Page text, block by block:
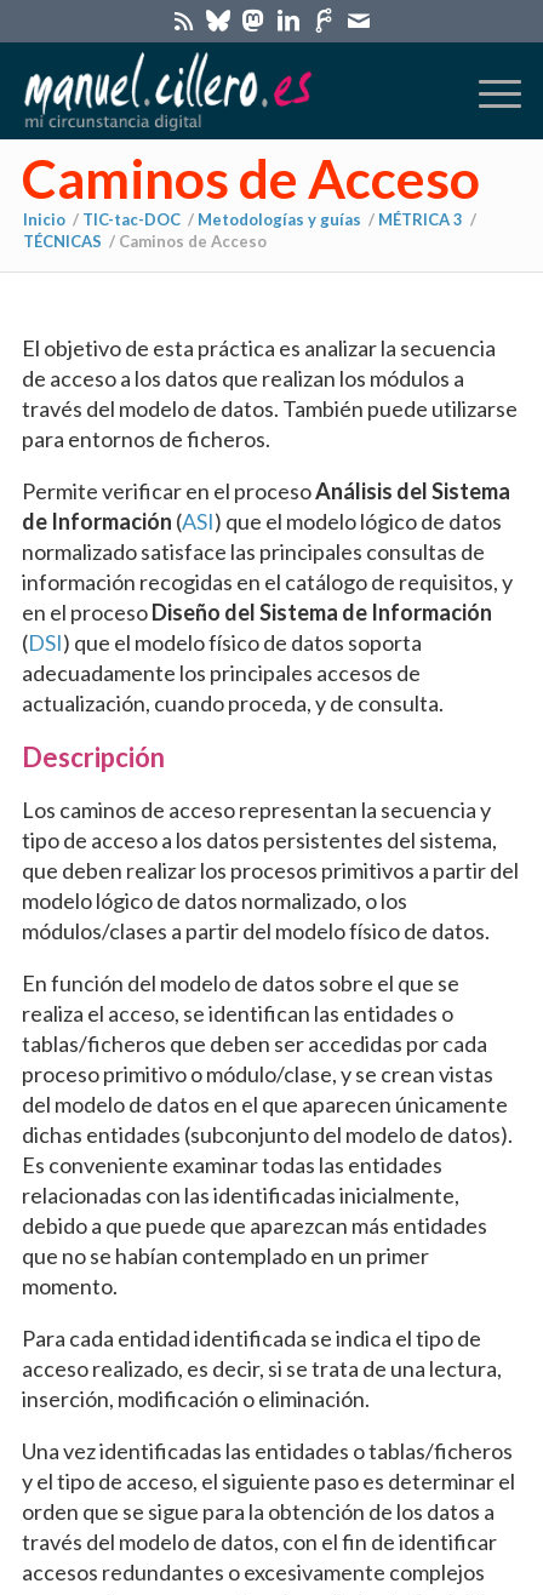
Caminos de Acceso
Inicio / TIC-tac-DOC / Metodologías y guías / MÉTRICA 3 /
TÉCNICAS / Caminos de Acceso
El objetivo de esta práctica es analizar la secuencia
de acceso a los datos que realizan los módulos a
través del modelo de datos. También puede utilizarse
para entornos de ficheros.
Permite verificar en el procesoAnálisis del Sistema
de Información (ASI) que el modelo lógico de datos
normalizado satisface las principales consultas de
información recogidas en el catálogo de requisitos, y
en el procesoDiseño del Sistema de Información
(DSI) que el modelo físico de datos soporta
adecuadamente los principales accesos de
actualización, cuando proceda, y de consulta.
Descripción
Los caminos de acceso representan la secuencia y
tipo de acceso a los datos persistentes del sistema,
que deben realizar los procesos primitivos a partir del
modelo lógico de datos normalizado, o los
módulos/clases a partir del modelo físico de datos.
En función del modelo de datos sobre el que se
realiza el acceso, se identifican las entidades o
tablas/ficheros que deben ser accedidas por cada
proceso primitivo o módulo/clase, y se crean vistas
del modelo de datos en el que aparecen únicamente
dichas entidades (subconjunto del modelo de datos).
Es conveniente examinar todas las entidades
relacionadas con las identificadas inicialmente,
debido a que puede que aparezcan más entidades
que no se habían contemplado en un primer
momento.
Para cada entidad identificada se indica el tipo de
acceso realizado, es decir, si se trata de una lectura,
inserción, modificación o eliminación.
Una vez identificadas las entidades o tablas/ficheros
y el tipo de acceso, el siguiente paso es determinar el
orden que se sigue para la obtención de los datos a
través del modelo de datos, con el fin de identificar
accesos redundantes o excesivamente complejos